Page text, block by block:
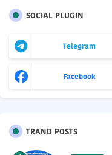
SOCIAL PLUGIN
Telegram
Facebook
TRAND POSTS